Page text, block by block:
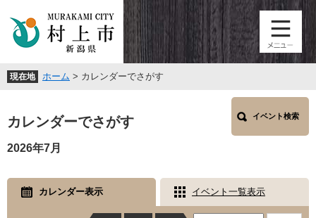
頭
。
飛
て
文
現在地 ホーム > カレンダーでさがす
文
カレンダーでさがす イベント検索
2026年7月
カレンダー表示 イベント一覧表示